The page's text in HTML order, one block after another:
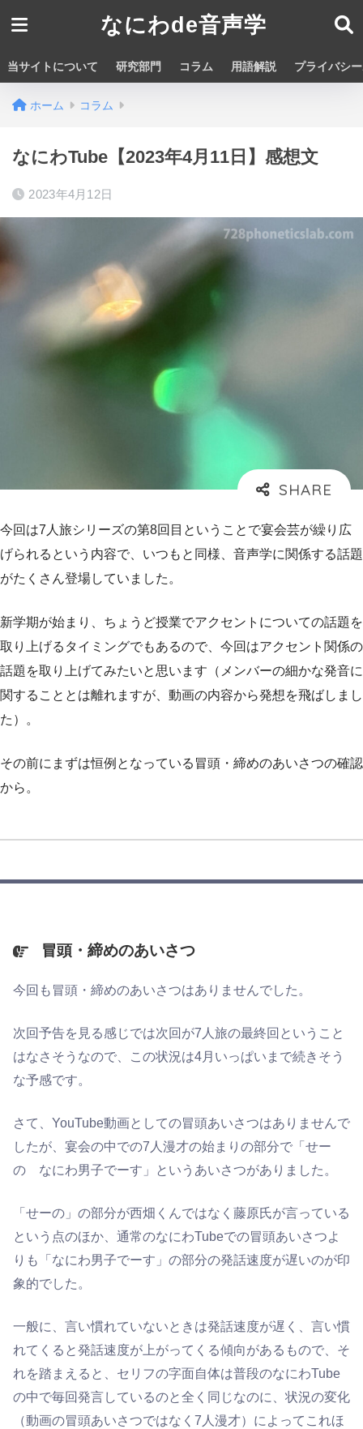
なにわde音声学
当サイトについて 研究部門 コラム 用語解説 プライバシ
ホーム コラム
なにわTube【2023年4月11日】感想文
2023年4月12日
今回は7人旅シリーズの第8回目ということで宴会芸が繰り広
げられるという内容で、いつもと同様、音声学に関係する話題
がたくさん登場していました。
新学期が始まり、ちょうど授業でアクセントについての話題を
取り上げるタイミングでもあるので、今回はアクセント関係の
話題を取り上げてみたいと思います（メンバーの細かな発音に
関することとは離れますが、動画の内容から発想を飛ばしまし
た）。
その前にまずは恒例となっている冒頭・締めのあいさつの確認
から。
冒頭・締めのあいさつ
今回も冒頭・締めのあいさつはありませんでした。
次回予告を見る感じでは次回が7人旅の最終回ということ
はなさそうなので、この状況は4月いっぱいまで続きそう
な予感です。
さて、YouTube動画としての冒頭あいさつはありませんで
したが、宴会の中での7人漫才の始まりの部分で「せー
の なにわ男子でーす」というあいさつがありました。
「せーの」の部分が西畑くんではなく藤原氏が言っている
という点のほか、通常のなにわTubeでの冒頭あいさつよ
りも「なにわ男子でーす」の部分の発話速度が遅いのが印
象的でした。
一般に、言い慣れていないときは発話速度が遅く、言い慣
れてくると発話速度が上がってくる傾向があるもので、そ
れを踏まえると、セリフの字面自体は普段のなにわTube
の中で毎回発言しているのと全く同じなのに、状況の変化
（動画の冒頭あいさつではなく7人漫才）によってこれほ